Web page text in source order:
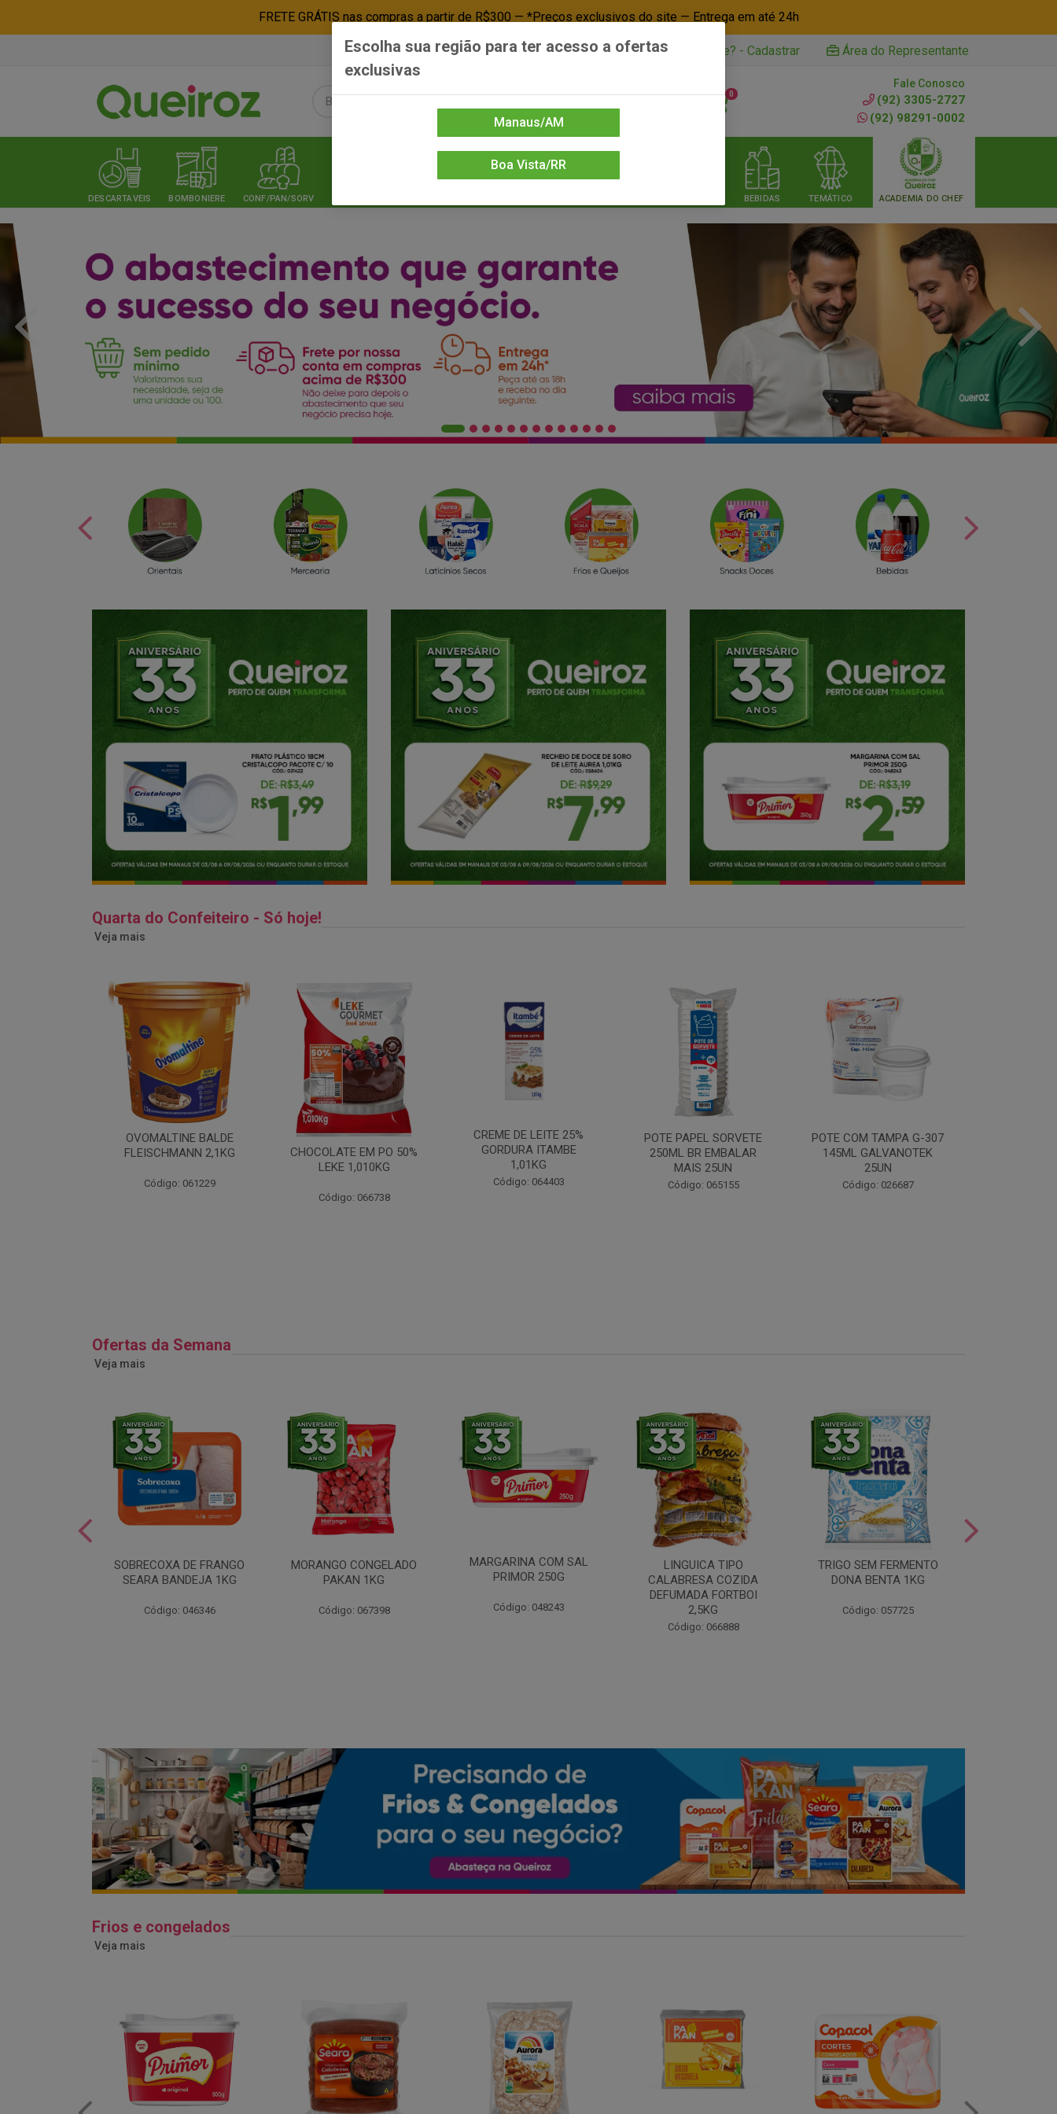
FRETE GRÁTIS nas compras a partir de R$300 — *Preços exclusivos do site — Entrega em até 24h
Já é cliente? - Entrar Não é cliente? - Cadastrar Área do Representante
0
Fale Conosco
(92) 3305-2727
(92) 98291-0002
DESCARTAVEIS BOMBONIERE CONF/PAN/SORV BEBIDAS TEMÁTICO ACADEMIA DO CHEF
Quarta do Confeiteiro - Só hoje!
Veja mais
OVOMALTINE BALDE
FLEISCHMANN 2,1KG
Código: 061229
CHOCOLATE EM PO 50%
LEKE 1,010KG
Código: 066738
CREME DE LEITE 25%
GORDURA ITAMBE
1,01KG
Código: 064403
POTE PAPEL SORVETE
250ML BR EMBALAR
MAIS 25UN
Código: 065155
POTE COM TAMPA G-307
145ML GALVANOTEK
25UN
Código: 026687
Ofertas da Semana
Veja mais
SOBRECOXA DE FRANGO
SEARA BANDEJA 1KG
Código: 046346
MORANGO CONGELADO
PAKAN 1KG
Código: 067398
MARGARINA COM SAL
PRIMOR 250G
Código: 048243
LINGUICA TIPO
CALABRESA COZIDA
DEFUMADA FORTBOI
2,5KG
Código: 066888
TRIGO SEM FERMENTO
DONA BENTA 1KG
Código: 057725
Frios e congelados
Veja mais
Escolha sua região para ter acesso a ofertas
exclusivas
Manaus/AM
Boa Vista/RR